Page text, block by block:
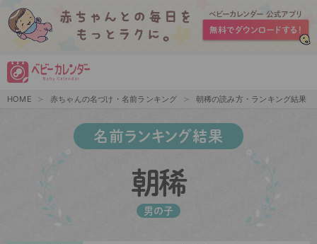
HOME 赤ちゃんの名づけ・名前ランキング 朝稀の読み方・ランキング結果
名前ランキング結果
朝稀
男の子